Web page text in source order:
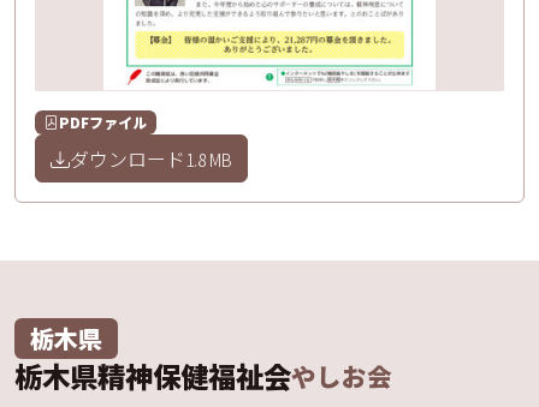
PDFファイル
ダウンロード1.8 MB
栃木県
栃木県精神保健福祉会やしお会